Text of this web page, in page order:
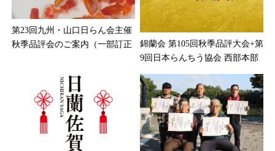
第23回九州・山口日らん会主催
秋季品評会のご案内（一部訂...
錦蘭会 第105回秋季品評大会+第
9回日本らんちう協会 西部本...